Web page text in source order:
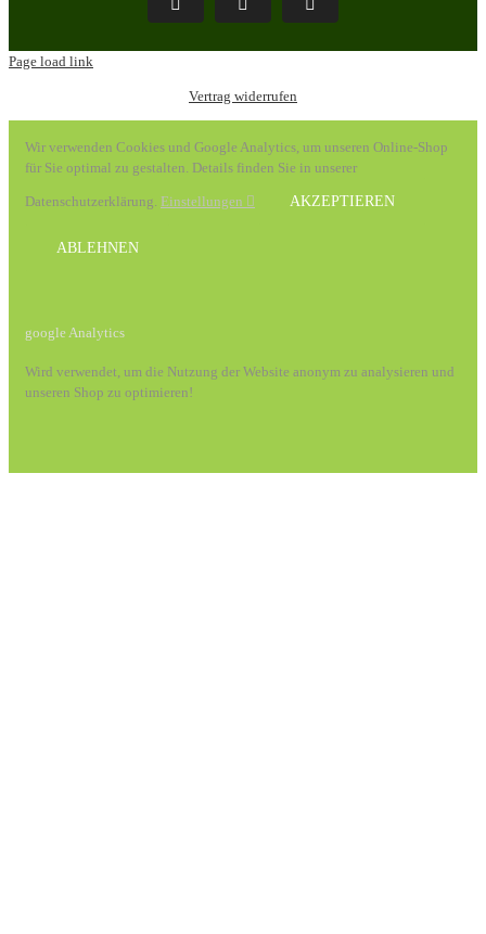
Pinterest FacebookInstagram
Page load link
Vertrag widerrufen
Wir verwenden Cookies und Google Analytics, um unseren Online-Shop
für Sie optimal zu gestalten. Details finden Sie in unserer
Datenschutzerklärung. Einstellungen AKZEPTIEREN
ABLEHNEN
google Analytics
Wird verwendet, um die Nutzung der Website anonym zu analysieren und
unseren Shop zu optimieren!